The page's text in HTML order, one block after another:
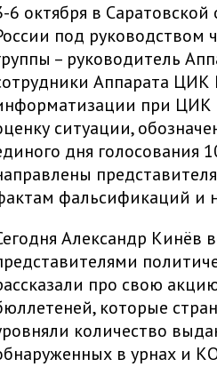
6 октября в
под руководством
– руководитель
Аппарата ЦИК
при ЦИК
ситуации,
дня голосования
фальсификаций и
Александр Кинёв
про свою
которые
количество
в урнах и